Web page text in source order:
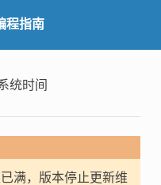
程指南
统时间
满，版本停止更新维